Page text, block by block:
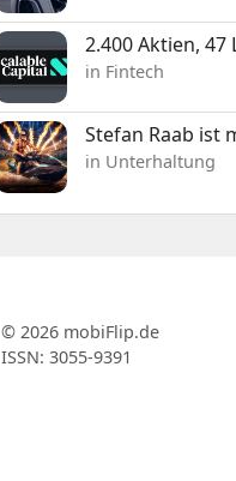
2.400 Aktien, 47
in Fintech
Stefan Raab ist
in Unterhaltung
© 2026 mobiFlip.de
ISSN: 3055-9391